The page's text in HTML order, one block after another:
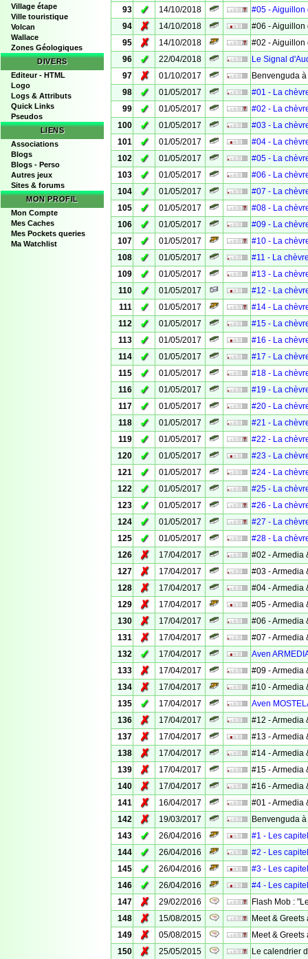
Village étape
Ville touristique
Volcan
Wallace
Zones Géologiques
DIVERS
Editeur - HTML
Logo
Logs & Attributs
Quick Links
Pseudos
LIENS
Associations
Blogs
Blogs - Perso
Autres jeux
Sites & forums
MON PROFIL
Mon Compte
Mes Caches
Mes Pockets queries
Ma Watchlist
93 ✓ 14/10/2018
#05 - Aiguillon
94
✗ 14/10/2018
#06 - Aiguillon
95
✗ 14/10/2018
#02 - Aiguillon
96
✓ 22/04/2018
Le Signal
97
✗ 01/10/2017
Benvenguda
98
✓ 01/05/2017
#01 - La
99
✓ 01/05/2017
#02 - La
100
✓ 01/05/2017
#03 - La
101
✓ 01/05/2017
#04 - La
102
✓ 01/05/2017
#05 - La
103
✓ 01/05/2017
#06 - La
104
✓ 01/05/2017
#07 - La
105
✓ 01/05/2017
#08 - La
106
✓ 01/05/2017
#09 - La
107
✓ 01/05/2017
#10 - La
108
✓ 01/05/2017
#11 - La
109
✓ 01/05/2017
#13 - La
110
✓ 01/05/2017
#12 - La
111
✓ 01/05/2017
#14 - La
112
✓ 01/05/2017
#15 - La
113
✓ 01/05/2017
#16 - La
114
✓ 01/05/2017
#17 - La
115
✓ 01/05/2017
#18 - La
116
✓ 01/05/2017
#19 - La
117
✓ 01/05/2017
#20 - La
118
✓ 01/05/2017
#21 - La
119
✓ 01/05/2017
#22 - La
120
✓ 01/05/2017
#23 - La
121
✓ 01/05/2017
#24 - La
122
✓ 01/05/2017
#25 - La
123
✓ 01/05/2017
#26 - La
124
✓ 01/05/2017
#27 - La
125
✓ 01/05/2017
#28 - La
126
✗ 17/04/2017
#02 - Armedia
127
✗ 17/04/2017
#03 - Armedia
128
✗ 17/04/2017
#04 - Armedia
129
✗ 17/04/2017
#05 - Armedia
130
✗ 17/04/2017
#06 - Armedia
131
✗ 17/04/2017
#07 - Armedia
132
✓ 17/04/2017
Aven
133
✗ 17/04/2017
#09 - Armedia
134
✗ 17/04/2017
#10 - Armedia
135
✓ 17/04/2017
Aven
136
✗ 17/04/2017
#12 - Armedia
137
✗ 17/04/2017
#13 - Armedia
138
✗ 17/04/2017
#14 - Armedia
139
✗ 17/04/2017
#15 - Armedia
140
✗ 17/04/2017
#16 - Armedia
141
✗ 16/04/2017
#01 - Armedia
142
✗ 19/03/2017
Benvenguda
143
✓ 26/04/2016
#1 - Les
144
✓ 26/04/2016
#2 - Les
145
✓ 26/04/2016
#3 - Les
146
✓ 26/04/2016
#4 - Les
147
✗ 29/02/2016
Flash Mob :
148
✗ 15/08/2015
Meet &
149
✗ 05/08/2015
Meet &
150
✗ 25/05/2015
Le calendrier